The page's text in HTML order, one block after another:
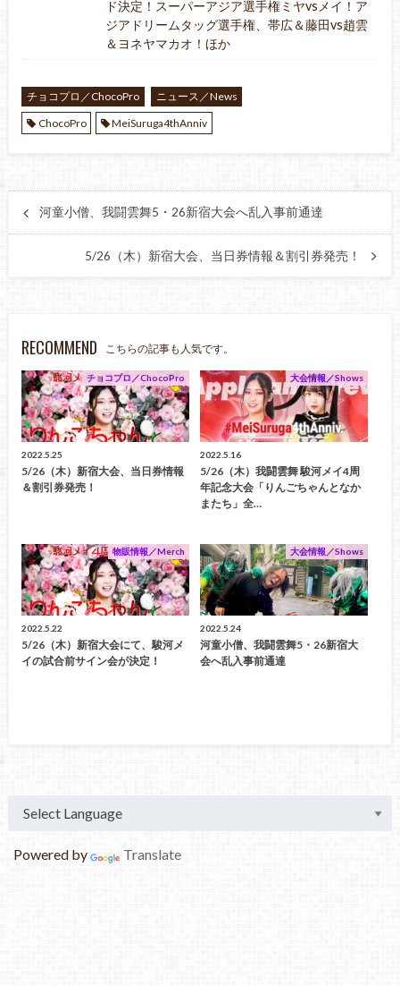
ド決定！スーパーアジア選手権ミヤvsメイ！ア
ジアドリームタッグ選手権、帯広＆藤田vs趙雲
＆ヨネヤマカオ！ほか
チョコプロ／ChocoPro
ニュース／News
ChocoPro
MeiSuruga4thAnniv
河童小僧、我闘雲舞5・26新宿大会へ乱入事前通達
5/26（木）新宿大会、当日券情報＆割引券発売！
RECOMMEND こちらの記事も人気です。
チョコプロ／ChocoPro
2022.5.25
5/26（木）新宿大会、当日券情報
＆割引券発売！
大会情報／Shows
2022.5.16
5/26（木）我闘雲舞 駿河メイ4周
年記念大会「りんごちゃんとなか
またち」全…
物販情報／Merch
2022.5.22
5/26（木）新宿大会にて、駿河メ
イの試合前サイン会が決定！
大会情報／Shows
2022.5.24
河童小僧、我闘雲舞5・26新宿大
会へ乱入事前通達
Powered by Translate